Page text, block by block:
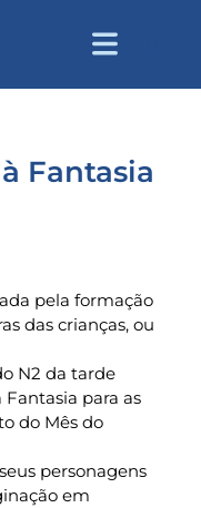
Fantasia
pela formação
das crianças, ou
N2 da tarde
para as
do Mês do
personagens
em